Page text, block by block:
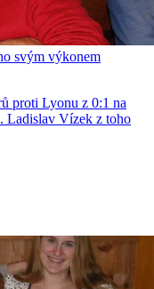
svým výkonem
proti Lyonu z 0:1 na
Ladislav Vízek z toho